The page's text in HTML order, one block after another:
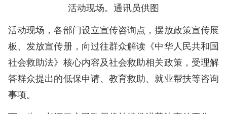
活动现场。通讯员供图
活动现场，各部门设立宣传咨询点，摆放政策宣传展
板、发放宣传册，向过往群众解读《中华人民共和国
社会救助法》核心内容及社会救助相关政策，受理解
答群众提出的低保申请、教育救助、就业帮扶等咨询
事项。